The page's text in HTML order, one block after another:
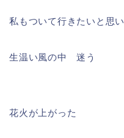
私もついて行きたいと思い
生温い風の中 迷う
花火が上がった